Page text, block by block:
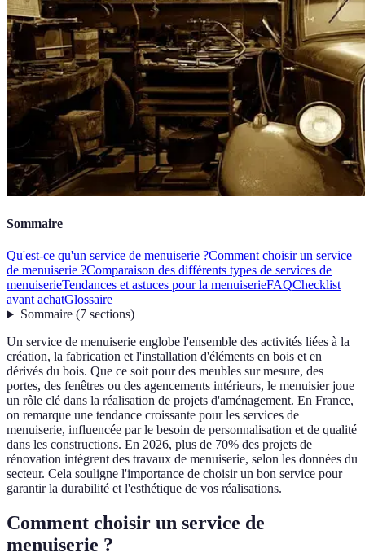
Sommaire
Qu'est-ce qu'un service de menuiserie ?Comment choisir un service
de menuiserie ?Comparaison des différents types de services de
menuiserieTendances et astuces pour la menuiserieFAQChecklist
avant achatGlossaire
Sommaire(7 sections)
Un service de menuiserie englobe l'ensemble des activités liées à la
création, la fabrication et l'installation d'éléments en bois et en
dérivés du bois. Que ce soit pour des meubles sur mesure, des
portes, des fenêtres ou des agencements intérieurs, le menuisier joue
un rôle clé dans la réalisation de projets d'aménagement. En France,
on remarque une tendance croissante pour les services de
menuiserie, influencée par le besoin de personnalisation et de qualité
dans les constructions. En 2026, plus de 70% des projets de
rénovation intègrent des travaux de menuiserie, selon les données du
secteur. Cela souligne l'importance de choisir un bon service pour
garantir la durabilité et l'esthétique de vos réalisations.
Comment choisir un service de
menuiserie ?